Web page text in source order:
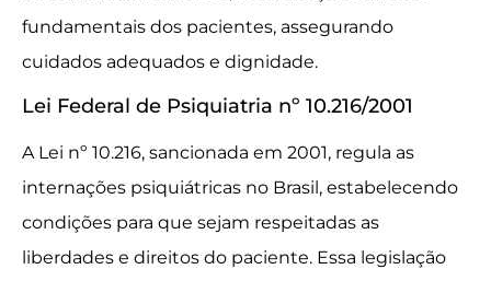
fundamentais dos pacientes, assegurando
cuidados adequados e dignidade.
Lei Federal de Psiquiatria nº 10.216/2001
A Lei nº 10.216, sancionada em 2001, regula as
internações psiquiátricas no Brasil, estabelecendo
condições para que sejam respeitadas as
liberdades e direitos do paciente. Essa legislação